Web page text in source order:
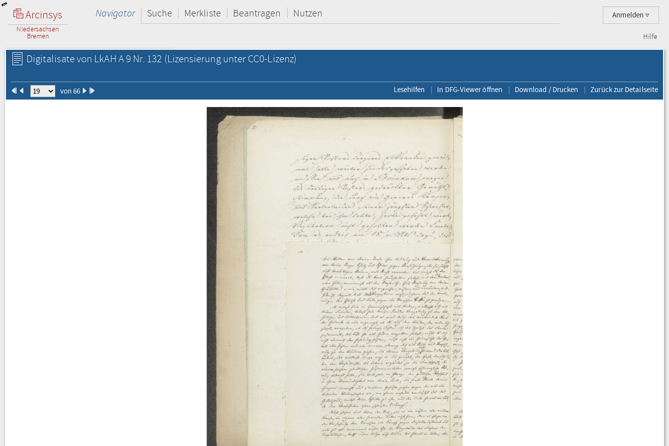
Arcinsys
Niedersachsen
Bremen
Anmelden
Navigator Suche Merkliste Beantragen Nutzen
Hilfe
Digitalisate von LkAH A 9 Nr. 132 (Lizensierung unter CC0-Lizenz)
von 66 Lesehilfen In DFG-Viewer öffnen Download / Drucken Zurück zur Detailseite